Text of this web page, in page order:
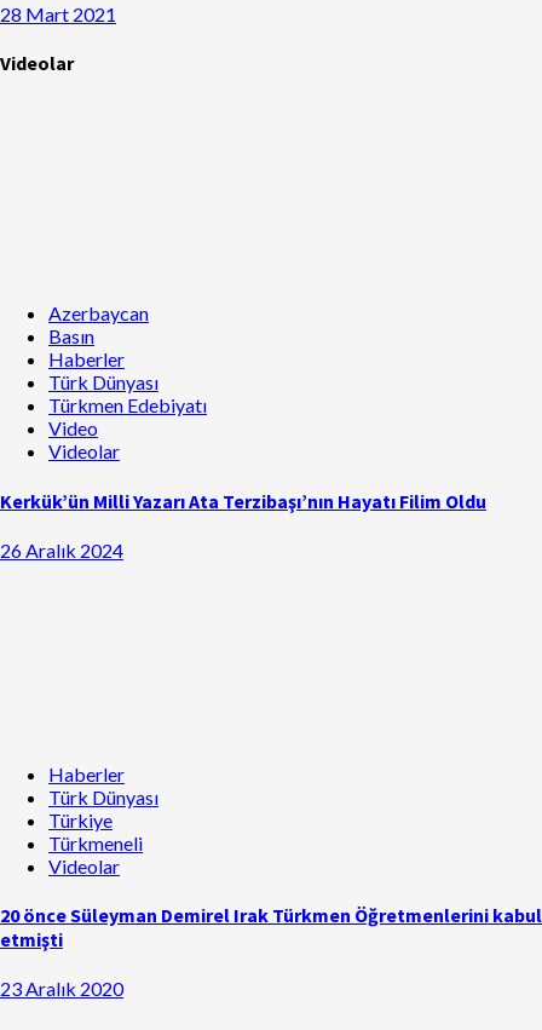
28 Mart 2021
Videolar
Azerbaycan
Basın
Haberler
Türk Dünyası
Türkmen Edebiyatı
Video
Videolar
Kerkük’ün Milli Yazarı Ata Terzibaşı’nın Hayatı Filim Oldu
26 Aralık 2024
Haberler
Türk Dünyası
Türkiye
Türkmeneli
Videolar
20 önce Süleyman Demirel Irak Türkmen Öğretmenlerini kabul
etmişti
23 Aralık 2020